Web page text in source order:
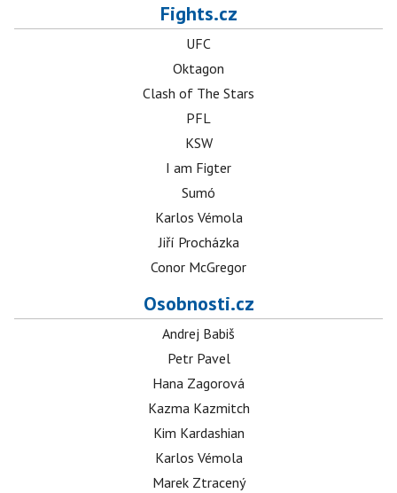
Fights.cz
UFC
Oktagon
Clash of The Stars
PFL
KSW
I am Figter
Sumó
Karlos Vémola
Jiří Procházka
Conor McGregor
Osobnosti.cz
Andrej Babiš
Petr Pavel
Hana Zagorová
Kazma Kazmitch
Kim Kardashian
Karlos Vémola
Marek Ztracený